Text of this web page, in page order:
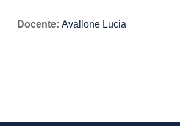
Docente: Avallone Lucia